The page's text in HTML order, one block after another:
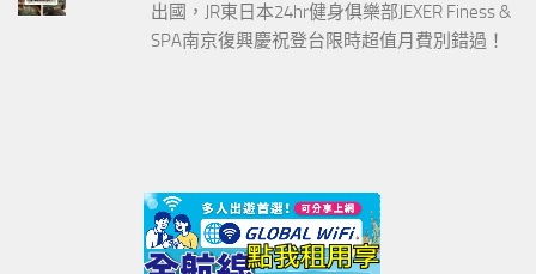
出國，JR東日本24hr健身俱樂部JEXER Finess &
SPA南京復興慶祝登台限時超值月費別錯過！